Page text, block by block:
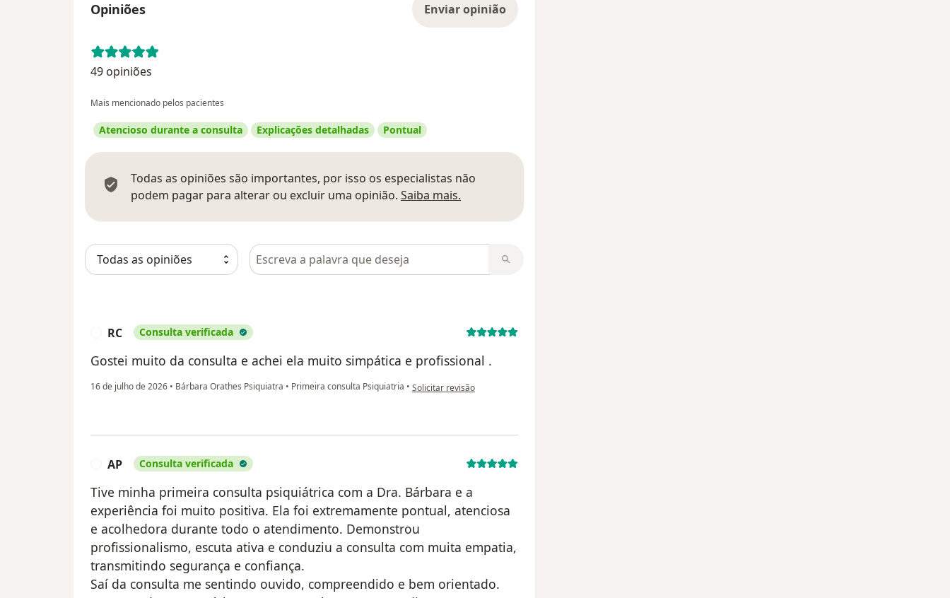
Opiniões Enviar opinião
49 opiniões
Mais mencionado pelos pacientes
Atencioso durante a consulta Explicações detalhadas Pontual
Todas as opiniões são importantes, por isso os especialistas não
podem pagar para alterar ou excluir uma opinião. Saiba mais.
Pesquisar em opiniões
RC Consulta verificada
Gostei muito da consulta e achei ela muito simpática e profissional .
16 de julho de 2026 • Bárbara Orathes Psiquiatra • Primeira consulta Psiquiatria • na opinião do utilizador RC
Solicitar revisão
AP Consulta verificada
Tive minha primeira consulta psiquiátrica com a Dra. Bárbara e a
experiência foi muito positiva. Ela foi extremamente pontual, atenciosa
e acolhedora durante todo o atendimento. Demonstrou
profissionalismo, escuta ativa e conduziu a consulta com muita empatia,
transmitindo segurança e confiança.
Saí da consulta me sentindo ouvido, compreendido e bem orientado.